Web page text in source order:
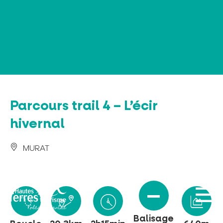
Parcours trail 4 – L’écir
hivernal
MURAT
Balisage